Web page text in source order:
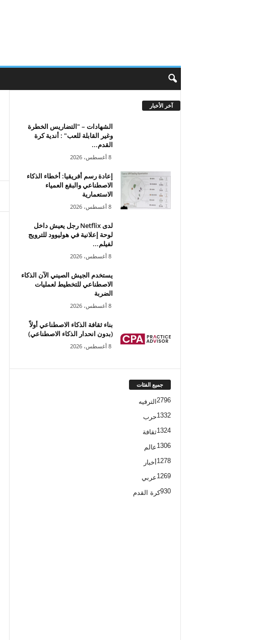
آخر الأخبار
الشهادات – "التضاريس الخطرة
وغير القابلة للعب" : أندية كرة
القدم...
8 أغسطس، 2026
إعادة رسم أفريقيا: أخطاء الذكاء
الاصطناعي والبقع العمياء
الاستعمارية
8 أغسطس، 2026
لدى Netflix رجل يعيش داخل
لوحة إعلانية في هوليوود للترويج
لفيلم...
8 أغسطس، 2026
يستخدم الجيش الصيني الآن الذكاء
الاصطناعي للتخطيط لعمليات
الضربة
8 أغسطس، 2026
بناء ثقافة الذكاء الاصطناعي أولاً
(بدون انحدار الذكاء الاصطناعي)
8 أغسطس، 2026
جميع الفئات
الترفيه 2796
حرب1332
ثقافة1324
عالم1306
أخبار 1278
عربي1269
كرة القدم930